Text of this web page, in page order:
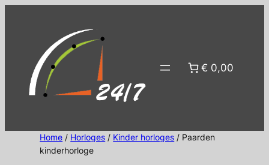
€ 0,00
Home / Horloges / Kinder horloges / Paarden
kinderhorloge